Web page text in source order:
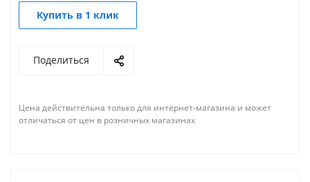
Купить в 1 клик
Поделиться
Цена действительна только для интернет-магазина и может
отличаться от цен в розничных магазинах